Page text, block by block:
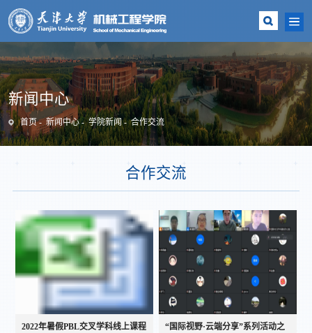
新闻中心
首页 新闻中心 学院新闻 合作交流
合作交流
2022年暑假PBL交叉学科线上课程
“国际视野·云端分享”系列活动之